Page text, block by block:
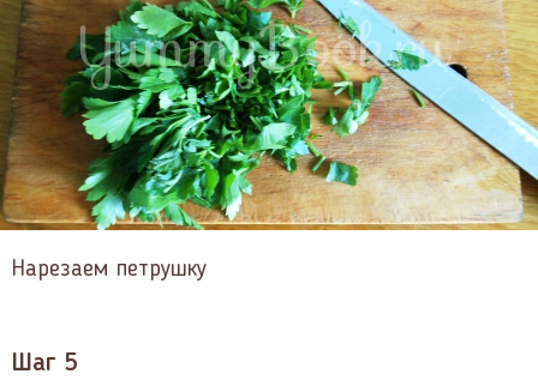
Нарезаем петрушку
Шаг 5